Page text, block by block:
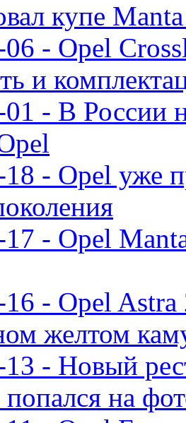
купе
- Opel
и
- В России
- Opel уже
- Opel
- Opel Astra
желтом
- Новый
на